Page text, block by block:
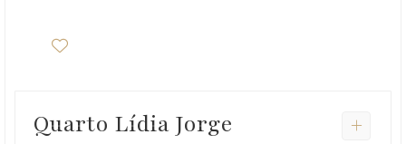
Quarto Lídia Jorge